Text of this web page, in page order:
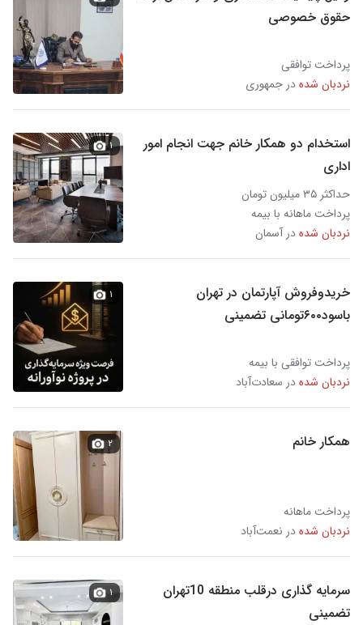
حقوق خصوصی
پرداخت توافقی
نردبان شدهدر جمهوری
استخدام دو همکار خانم جهت انجام امور
اداری
حداکثر ۳۵ میلیون تومان
پرداخت ماهانه با بیمه
نردبان شدهدر آسمان
۱
خریدوفروش آ‌پارتمان در تهران
باسود۶۰۰تومانی تضمینی
پرداخت توافقی با بیمه
نردبان شدهدر سعادت‌آباد
۱
همکار خانم
پرداخت ماهانه
نردبان شدهدر نعمت‌آباد
۲
سرمایه گذاری درقلب منطقه 10تهران
تضمینی
۱